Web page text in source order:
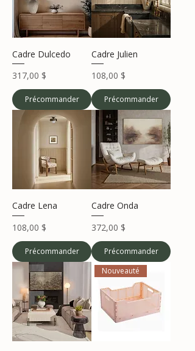
Cadre Dulcedo
Prix
317,00 $
Précommander
Cadre Julien
Prix
108,00 $
Précommander
Cadre Lena
Prix
108,00 $
Précommander
Cadre Onda
Prix
372,00 $
Précommander
Nouveauté